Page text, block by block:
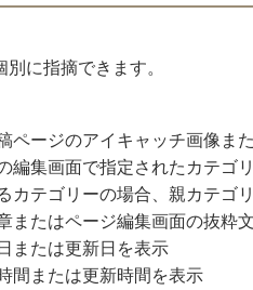
に指摘できます。
ページのアイキャッチ画像ま
編集画面で指定されたカテゴ
カテゴリーの場合、親カテゴ
またはページ編集画面の抜粋
または更新日を表示
間または更新時間を表示